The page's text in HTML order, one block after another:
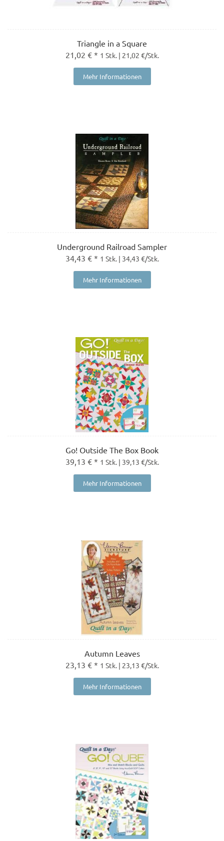
Triangle in a Square
21,02 € * 1 Stk. | 21,02 €/Stk.
Mehr Informationen
Underground Railroad Sampler
34,43 € * 1 Stk. | 34,43 €/Stk.
Mehr Informationen
Go! Outside The Box Book
39,13 € * 1 Stk. | 39,13 €/Stk.
Mehr Informationen
Autumn Leaves
23,13 € * 1 Stk. | 23,13 €/Stk.
Mehr Informationen